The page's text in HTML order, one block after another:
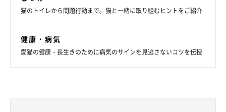
猫のトイレから問題行動まで。猫と一緒に取り組むヒントをご紹介
健康・病気
愛猫の健康・長生きのために病気のサインを見逃さないコツを伝授